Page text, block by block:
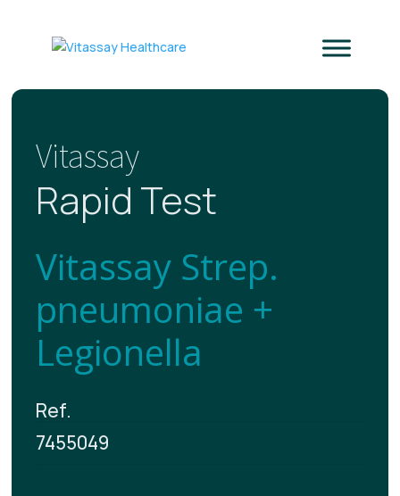
Vitassay
Rapid Test
Vitassay Strep.
pneumoniae +
Legionella
Ref.
7455049